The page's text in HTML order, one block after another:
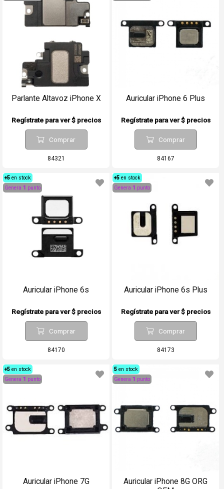
Parlante Altavoz iPhone X
Regístrate para ver $ precios
Comprar
84321
Auricular iPhone 6 Plus
Regístrate para ver $ precios
Comprar
84167
+5 en stock
Genera 1 punto
Auricular iPhone 6s
Regístrate para ver $ precios
Comprar
84170
+5 en stock
Genera 1 punto
Auricular iPhone 6s Plus
Regístrate para ver $ precios
Comprar
84173
+5 en stock
Genera 1 punto
Auricular iPhone 7G
5 en stock
Genera 1 punto
Auricular iPhone 8G ORG